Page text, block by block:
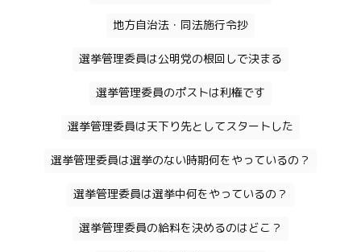
地方自治法・同法施行令抄
選挙管理委員は公明党の根回しで決まる
選挙管理委員のポストは利権です
選挙管理委員は天下り先としてスタートした
選挙管理委員は選挙のない時期何をやっているの？
選挙管理委員は選挙中何をやっているの？
選挙管理委員の給料を決めるのはどこ？